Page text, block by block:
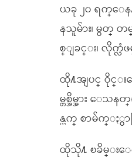
ယခု ၂၀ ရက္ေန
နသူမ်ား၊ မွတ္
စ္ျခင္း၊ လိုက္လံ
ထို႔အျပင္ ဝိုင္
မ္တစ္အိမ္အား ေသ
န္ယက္ စာမ်က္ႏွ
ထိုသို႔ ၿခိမ္းေျ